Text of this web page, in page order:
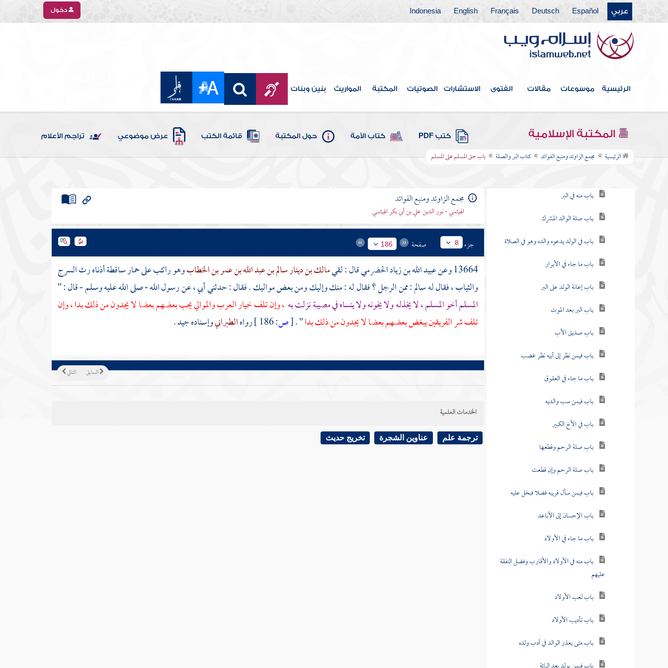
عربي Español
Deutsch
Français
English
Indonesia دخول
الرئيسية موسوعات مقالات الفتوى الاستشارات الصوتيات المكتبة المواريث بنين وبنات
المكتبة الإسلامية كتب PDF كتاب الأمة حول المكتبة قائمة الكتب عرض موضوعي تراجم الأعلام
الرئيسية مجمع الزاوئد ومنبع الفوائد كتاب البر والصلة باب حق المسلم على المسلم
كتاب الديات
كتاب التفسير
كتاب التعبير
كتاب القدر
كتاب الفتن أعاذنا الله منها
كتاب الأدب
كتاب البر والصلة
باب منه في البر
باب صلة الوالد المشرك
باب في الولد يدعوه والده وهو في الصلاة
باب ما جاء في الأبرار
باب إعانة الولد على البر
باب البر بعد الموت
باب صديق الأب
باب فيمن نظر إلى أبيه نظر غضب
باب ما جاء في العقوق
باب فيمن سب والديه
باب في الأخ الكبير
باب صلة الرحم وقطعها
باب صلة الرحم وإن قطعت
باب فيمن سأل قريبه فضلا فبخل عليه
باب الإحسان إلى الأباعد
باب ما جاء في الأولاد
باب منه في الأولاد والأقارب وفضل النفقة
عليهم
باب لعب الأولاد
باب تأديب الأولاد
باب متى يعذر الوالد في أدب ولده
مجمع الزاوئد ومنبع الفوائد
الهيثمي - نور الدين علي بن أبي بكر الهيثمي
جزء 8 صفحة 186
13664 وعن عبيد الله بن زياد الحضرميقال : لقيمالك بن دينارسالم بن عبد الله بن عمر بن الخطابوهو راكب على حمار ساقطة أذناه رث السرج
والثياب ، فقال لهسالم: ممن الرجل ؟ فقال له : منك وإليك ومن بعض مواليك . فقال : حدثني أبي ، عن رسول الله - صلى الله عليه وسلم - قال : "
المسلم أخو المسلم ، لا يخذله ولا يخونه ولا ينساه في مصيبة نزلت به ، وإن تلف خيار العرب والموالي يحب بعضهم بعضا لا يجدون من ذلك بدا ، وإن
تلف شر الفريقين يبغض بعضهم بعضا لا يجدون من ذلك بدا" .
[ص: رواهالطبرانيوإسناده جيد .
التالي السابق
الخدمات العلمية
ترجمة علم عناوين الشجرة تخريج حديث